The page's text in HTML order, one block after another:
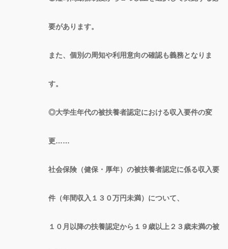
要があります。
また、個別の周知や利用意向の確認も義務となりま
す。
◎大学生年代の被扶養者認定における収入要件の変
更……
社会保険（健保・厚年）の被扶養者認定に係る収入要
件（年間収入１３０万円未満）について、
１０月以降の扶養認定から１９歳以上２３歳未満の被